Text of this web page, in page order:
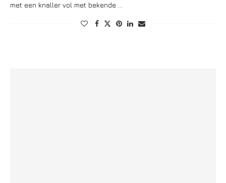
met een knaller vol met bekende …